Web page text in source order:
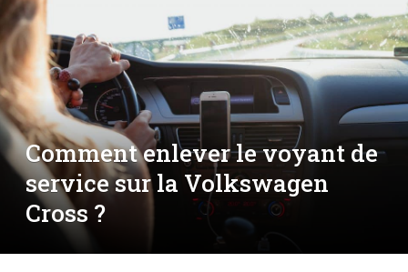
Comment enlever le voyant de
service sur la Volkswagen
Cross ?